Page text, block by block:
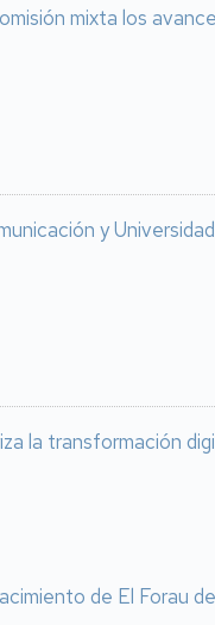
mixta los
y
la transformación
de El Forau